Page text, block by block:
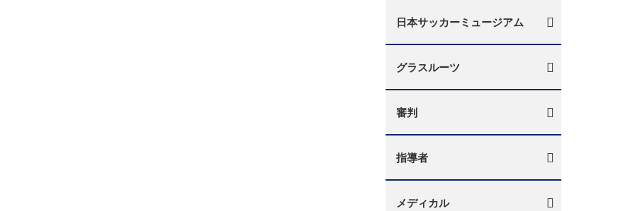
日本サッカーミュージアム
グラスルーツ
審判
指導者
メディカル